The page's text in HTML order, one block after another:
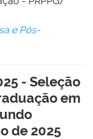
e Pós-
- Seleção
em
de 2025